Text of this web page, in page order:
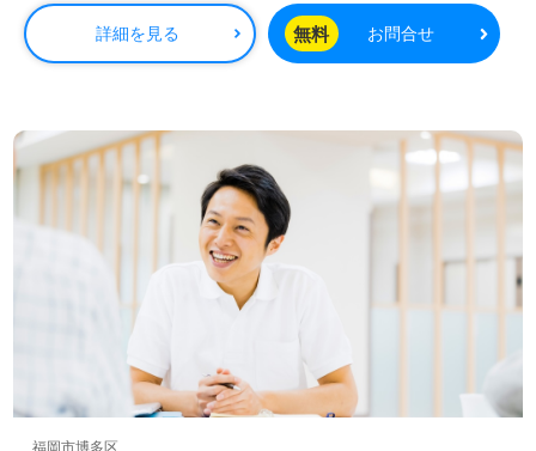
◎『いろいろな面で働きやすい、仕事を通じて自分の笑顔
も増えました、新たな目標ができました』等のお声も届く
護職員様常駐、1階フロアにはコンビニエンスストアの入
る事業所様です。話しやすい管理者様在籍中！一体感のあ
るチーム力も働くあなたのモチベーションに！『ご利用者
様とコミュニケーションを多く図りたい、笑顔を増やした
い』『サ高住で働きたい、比較的介護度低めの介護サポー
トに携わりたい』『自分らしいキャリアを描きたい』『働
きがいを感じながら仕事をしたい』『転職で施設形態や環
境を変えて働きたい』等の方も大歓迎です！募集詳細等、
担当コンサルタントよりご案内します。お問い合わせも遠
慮なくお願いします。
【同時募集：あなたのエリアでお探しします】＊職種：介
詳細を見る 無料 お問合せ
福岡市博多区